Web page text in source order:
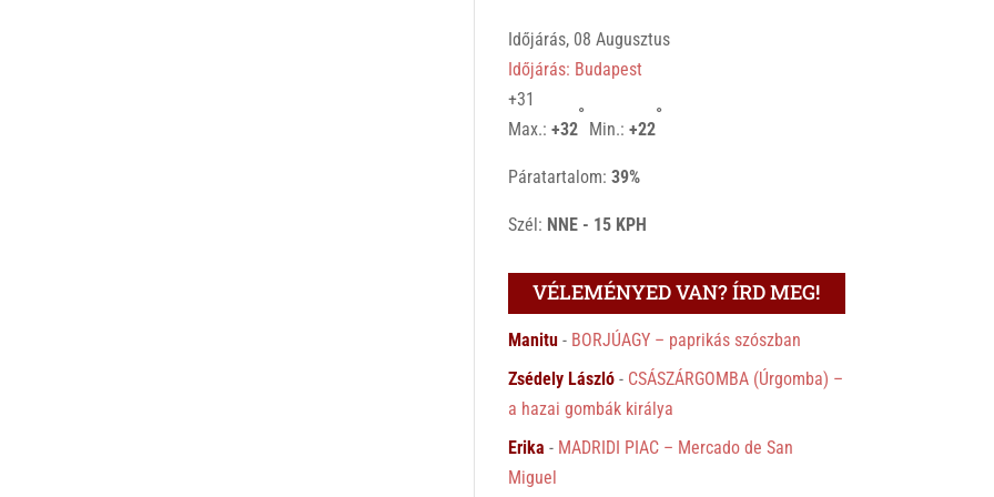
Időjárás, 08 Augusztus
Időjárás: Budapest
+31
Max.:+32
°
Min.:+22
°
Páratartalom:39%
Szél: NNE - 15 KPH
VÉLEMÉNYED VAN? ÍRD MEG!
Manitu - BORJÚAGY – paprikás szószban
Zsédely László - CSÁSZÁRGOMBA (Úrgomba) –
a hazai gombák királya
Erika - MADRIDI PIAC – Mercado de San
Miguel